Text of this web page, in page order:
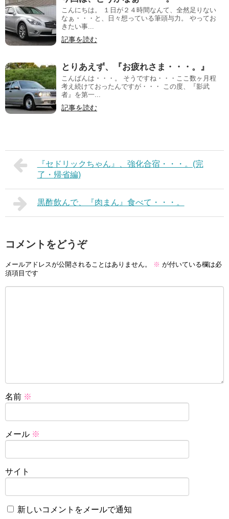
こんにちは。 １日が２４時間なんて、全然足りない
なぁ・・・と、日々想っている筆頭与力。 やってお
きたい事...
記事を読む
とりあえず、『お疲れさま・・・。』
こんばんは・・・。 そうですね・・・ここ数ヶ月程
考え続けておったんですが・・・ この度、『影武
者』を第一...
記事を読む
『セドリックちゃん』、強化合宿・・・。(完
了・帰省編)
黒酢飲んで、『肉まん』食べて・・・。
コメントをどうぞ
メールアドレスが公開されることはありません。 ※ が付いている欄は必
須項目です
名前 ※
メール ※
サイト
新しいコメントをメールで通知